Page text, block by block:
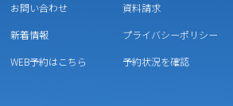
お問い合わせ
資料請求
新着情報
プライバシーポリシー
WEB予約はこちら
予約状況を確認